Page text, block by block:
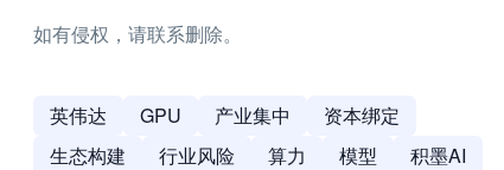
如有侵权，请联系删除。
英伟达 GPU 产业集中
资本绑定
生态构建
行业风险 算力 模型
积墨AI